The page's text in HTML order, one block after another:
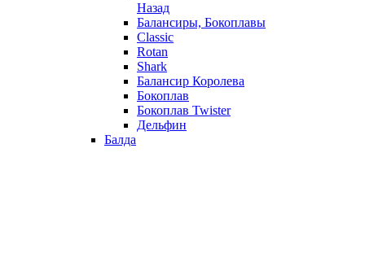
Назад
Балансиры, Бокоплавы
Classic
Rotan
Shark
Балансир Королева
Бокоплав
Бокоплав Twister
Дельфин
Балда